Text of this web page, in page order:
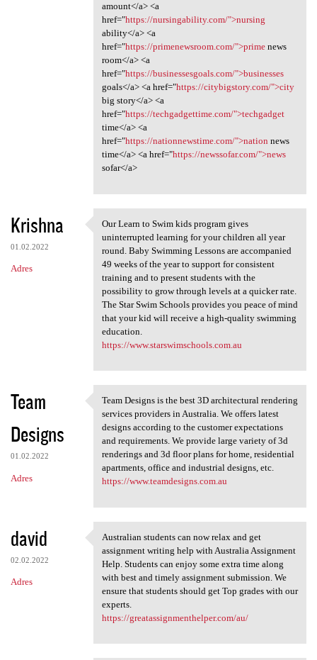
amount</a> <a
href="https://nursingability.com/">nursing
ability</a> <a
href="https://primenewsroom.com/">primenews
room</a> <a
href="https://businessesgoals.com/">businesses
goals</a> <a href="https://citybigstory.com/">city
big story</a> <a
href="https://techgadgettime.com/">techgadget
time</a> <a
href="https://nationnewstime.com/">nation news
time</a> <a href="https://newssofar.com/">news
sofar</a>
Krishna
01.02.2022
Adres
Our Learn to Swim kids
Our Learn to Swim kids program gives
uninterrupted learning for your children all year
round. Baby Swimming Lessons are accompanied
49 weeks of the year to support for consistent
training and to present students with the
possibility to grow through levels at a quicker rate.
The Star Swim Schools provides you peace of mind
that your kid will receive a high-quality swimming
education.
https://www.starswimschools.com.au
Team
Designs
01.02.2022
Adres
Team Designs is the best 3D
Team Designs is the best 3D architectural rendering
services providers in Australia. We offers latest
designs according to the customer expectations
and requirements. We provide large variety of 3d
renderings and 3d floor plans for home, residential
apartments, office and industrial designs, etc.
https://www.teamdesigns.com.au
david
02.02.2022
Adres
Australian students can now
Australian students can now relax and get
assignment writing help with Australia Assignment
Help. Students can enjoy some extra time along
with best and timely assignment submission. We
ensure that students should get Top grades with our
experts.
https://greatassignmenthelper.com/au/